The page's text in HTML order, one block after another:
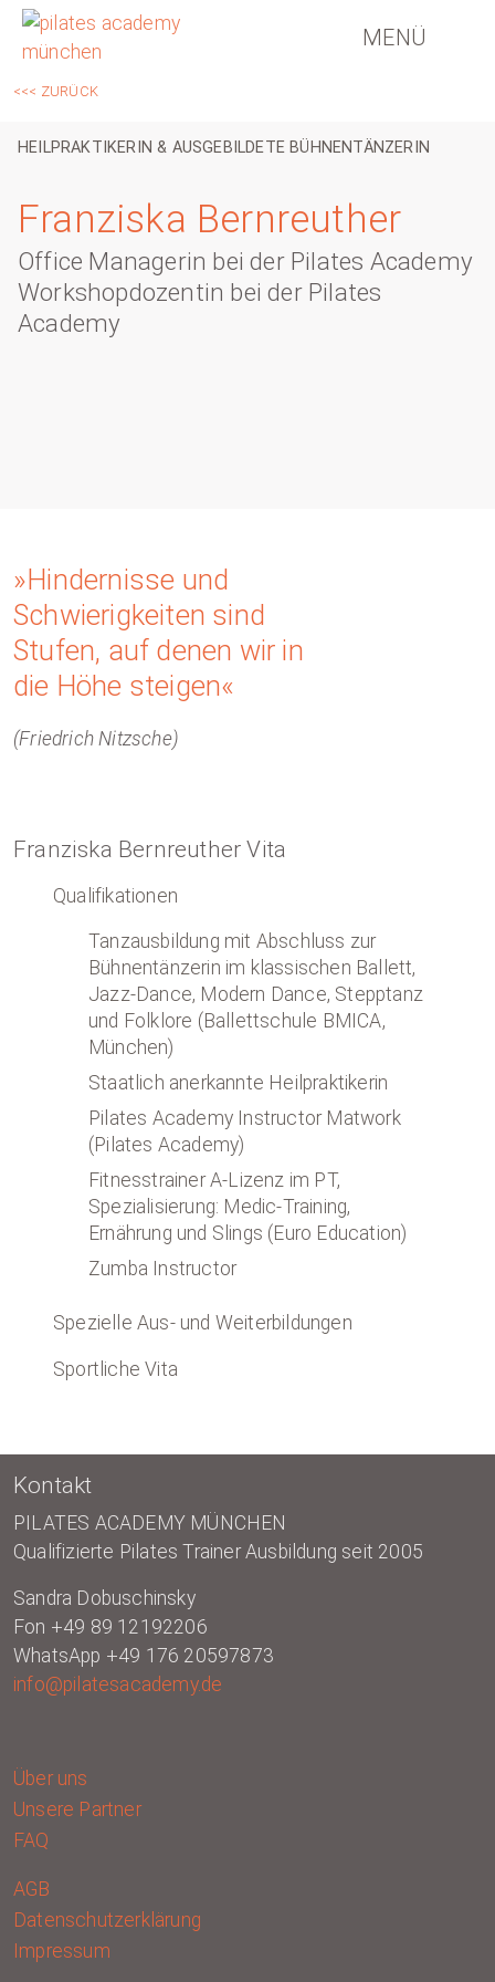
MENÜ
<<< ZURÜCK
HEILPRAKTIKERIN & AUSGEBILDETE BÜHNENTÄNZERIN
Franziska Bernreuther
Office Managerin bei der Pilates Academy
Workshopdozentin bei der Pilates
Academy
»Hindernisse und
Schwierigkeiten sind
Stufen, auf denen wir in
die Höhe steigen«
(Friedrich Nitzsche)
Franziska Bernreuther Vita
Qualifikationen
Tanzausbildung mit Abschluss zur
Bühnentänzerin im klassischen Ballett,
Jazz-Dance, Modern Dance, Stepptanz
und Folklore (Ballettschule BMICA,
München)
Staatlich anerkannte Heilpraktikerin
Pilates Academy Instructor Matwork
(Pilates Academy)
Fitnesstrainer A-Lizenz im PT,
Spezialisierung: Medic-Training,
Ernährung und Slings (Euro Education)
Zumba Instructor
Spezielle Aus- und Weiterbildungen
Sportliche Vita
Kontakt
PILATES ACADEMY MÜNCHEN
Qualifizierte Pilates Trainer Ausbildung seit 2005
Sandra Dobuschinsky
Fon +49 89 12192206
WhatsApp +49 176 20597873
info@pilatesacademy.de
Über uns
Unsere Partner
FAQ
AGB
Datenschutzerklärung
Impressum